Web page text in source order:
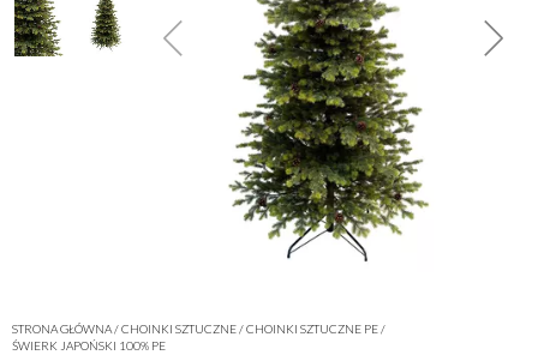
STRONA GŁÓWNA/CHOINKI SZTUCZNE/CHOINKI SZTUCZNE PE/
ŚWIERK JAPOŃSKI 100% PE